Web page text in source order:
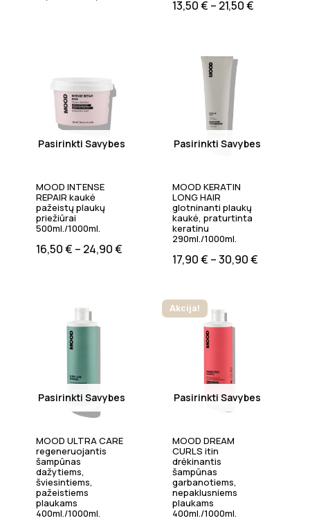
13,50€ – 21,50€
Pasirinkti Savybes
MOOD INTENSE
REPAIR kaukė
pažeistų plaukų
priežiūrai
500ml./1000ml.
16,50€ – 24,90€
Pasirinkti Savybes
MOOD KERATIN
LONG HAIR
glotninanti plaukų
kaukė, praturtinta
keratinu
290ml./1000ml.
17,90€ –30,90€
Pasirinkti Savybes
MOOD ULTRA CARE
regeneruojantis
šampūnas
dažytiems,
šviesintiems,
pažeistiems
plaukams
400ml./1000ml.
Akcija!
Pasirinkti Savybes
MOOD DREAM
CURLS itin
drėkinantis
šampūnas
garbanotiems,
nepaklusniems
plaukams
400ml./1000ml.